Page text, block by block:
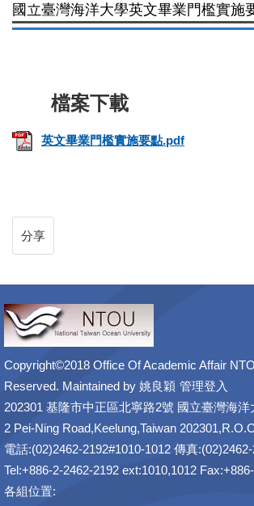
國立臺灣海洋大學英文畢業門檻實施
英文畢業門檻實施要點.pdf
分享
Copyright©2018 Office Of Academic Affair
Reserved. Maintained by 姚良穎 管理登入
202301 基隆市中正區北寧路2號 國立臺灣海
2 Pei-Ning Road,Keelung,Taiwan 202301,R.O.C
電話:(02)2462-2192#1010-1012 傳真
Tel:+886-2-2462-2192 ext:1010,1012
各組位置: